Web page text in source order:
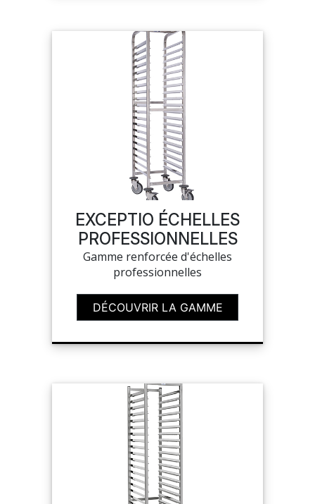
CHEF'S LIST
EXCEPTIO ÉCHELLES
PROFESSIONNELLES
Gamme renforcée d'échelles
professionnelles
DÉCOUVRIR LA GAMME